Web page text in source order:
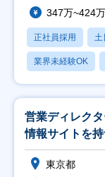
347万~424万
正社員採用 土
業界未経験OK
営業ディレク
情報サイトを持
東京都